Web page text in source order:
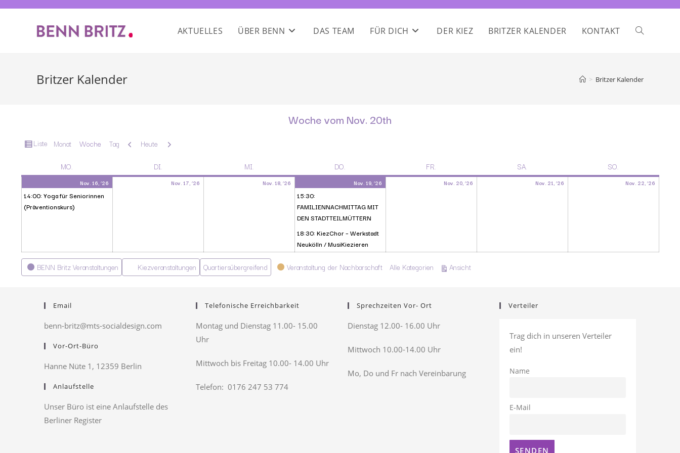
AKTUELLES ÜBER BENN DAS TEAM FÜR DICH DER KIEZ BRITZER KALENDER KONTAKT
Britzer Kalender > Britzer Kalender
Woche vom Nov. 20th
Ansicht
Liste Monat Woche Tag Zurück
Heute Weiter
MO. DI. MI. DO. FR. SA. SO.
Nov. 16, ’26
14:00: Yoga für Seniorinnen
(Präventionskurs)
Nov. 17, ’26 Nov. 18, ’26 Nov. 19, ’26
15:30:
FAMILIENNACHMITTAG MIT
DEN STADTTEILMÜTTERN
18:30: KiezChor – Werkstadt
Neukölln / MusiKiezieren
Nov. 20, ’26 Nov. 21, ’26 Nov. 22, ’26
Kategorien
BENN Britz Veranstaltungen Kiezveranstaltungen Quartiersübergreifend Veranstaltung der Nachbarschaft Alle Kategorien Ansichtausdrucken
Email
benn-britz@mts-socialdesign.com
Vor-Ort-Büro
Hanne Nüte 1, 12359 Berlin
Anlaufstelle
Unser Büro ist eine Anlaufstelle des
Berliner Register
Telefonische Erreichbarkeit
Montag und Dienstag 11.00- 15.00
Uhr
Mittwoch bis Freitag 10.00- 14.00 Uhr
Telefon: 0176 247 53 774
Sprechzeiten Vor- Ort
Dienstag 12.00- 16.00 Uhr
Mittwoch 10.00-14.00 Uhr
Mo, Do und Fr nach Vereinbarung
Verteiler
Trag dich in unseren Verteiler
ein!
Name
E-Mail